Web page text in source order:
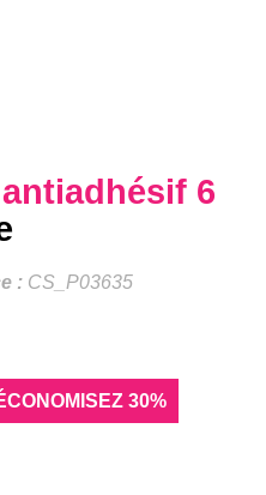
6
: CS_P03635
30%